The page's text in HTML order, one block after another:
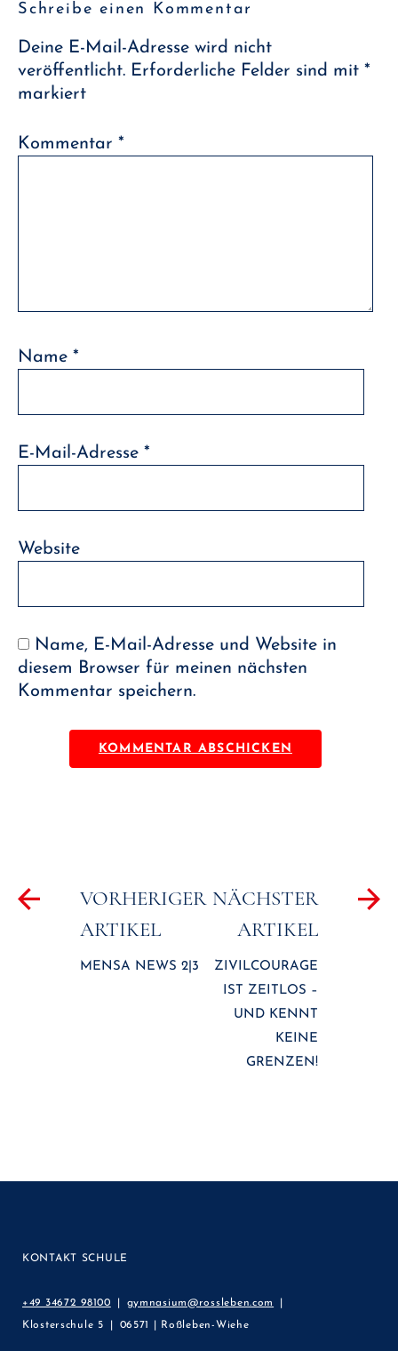
Schreibe einen Kommentar
Deine E-Mail-Adresse wird nicht
veröffentlicht. Erforderliche Felder sind mit *
markiert
Kommentar *
Name *
E-Mail-Adresse *
Website
Name, E-Mail-Adresse und Website in
diesem Browser für meinen nächsten
Kommentar speichern.
Beitragsnavigation
VORHERIGER
ARTIKEL
MENSA NEWS 2|3
NÄCHSTER
ARTIKEL
ZIVILCOURAGE
IST ZEITLOS –
UND KENNT
KEINE
GRENZEN!
KONTAKT SCHULE
+49 34672 98100 gymnasium@rossleben.com
Klosterschule 5 06571 | Roßleben-Wiehe